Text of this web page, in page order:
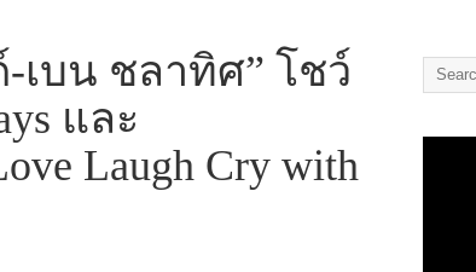
เบน ชลาทิศ” โชว์
และ
Laugh Cry with